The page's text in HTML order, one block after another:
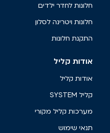
חלונות לחדר ילדים
חלונות ויטרינה לסלון
התקנת חלונות
אודות קליל
אודות קליל
קליל SYSTEM
מערכות קליל מקורי
תנאי שימוש